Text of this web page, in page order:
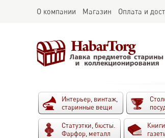
О компании Магазин Оплата и
Интерьер, винтаж,
старинные вещи
Статуэтки, бюсты.
Фарфор, металл